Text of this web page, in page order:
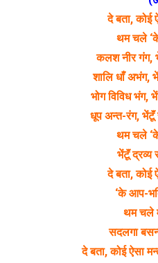
दे बता, कोई
थम चले
कलश नीर गंग,
शालि धाँ अभंग,
भोग विविध भंग,
धूप अन्त-रंग, भेंटूॅं
थम चले
भेंटूॅं
दे बता, कोई
‘के आप-
थम चले
सदलगा
दे बता, कोई ऐसा